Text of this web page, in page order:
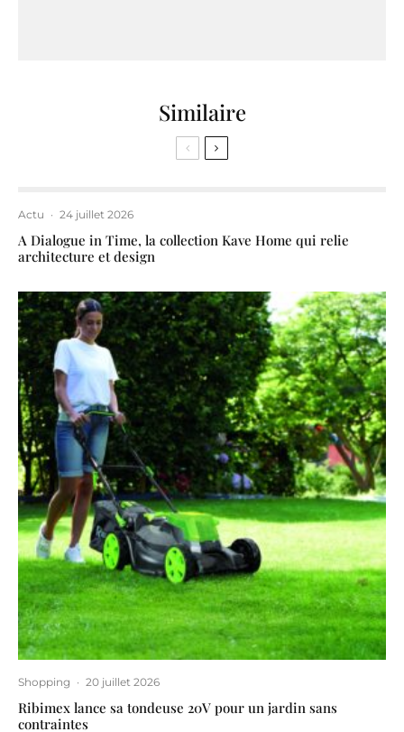
Similaire
Actu · 24 juillet 2026
A Dialogue in Time, la collection Kave Home qui relie
architecture et design
Shopping · 20 juillet 2026
Ribimex lance sa tondeuse 20V pour un jardin sans
contraintes